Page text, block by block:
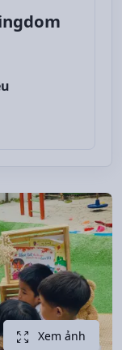
Xem ảnh